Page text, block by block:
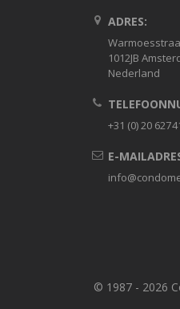
ADRES:
1012JB
Nederland
+31 (0) 20
E-
© 1987 - 2026